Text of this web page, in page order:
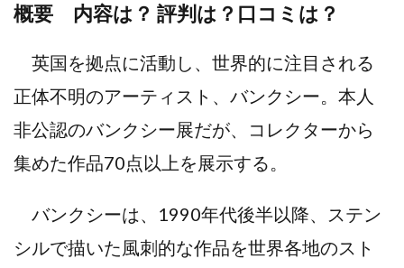
概要 内容は？ 評判は？口コミは？
英国を拠点に活動し、世界的に注目される
正体不明のアーティスト、バンクシー。本人
非公認のバンクシー展だが、コレクターから
集めた作品70点以上を展示する。
バンクシーは、1990年代後半以降、ステン
シルで描いた風刺的な作品を世界各地のスト